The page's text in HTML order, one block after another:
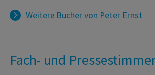
Weitere Bücher von Peter Ernst
Fach- und